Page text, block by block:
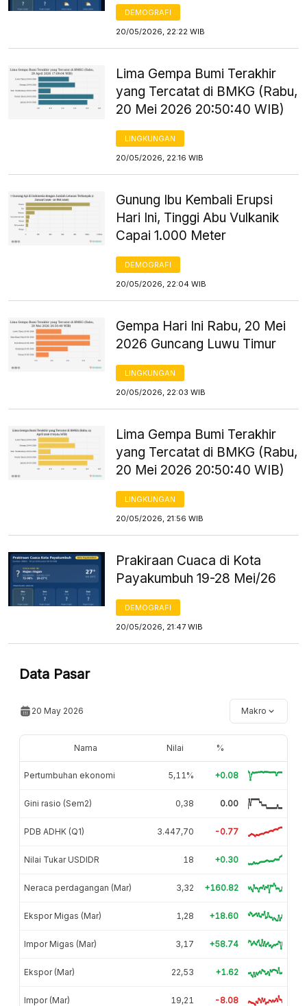
DEMOGRAFI
20/05/2026, 22:22 WIB
Lima Gempa Bumi Terakhir
yang Tercatat di BMKG (Rabu,
20 Mei 2026 20:50:40 WIB)
LINGKUNGAN
20/05/2026, 22:16 WIB
Gunung Ibu Kembali Erupsi
Hari Ini, Tinggi Abu Vulkanik
Capai 1.000 Meter
DEMOGRAFI
20/05/2026, 22:04 WIB
Gempa Hari Ini Rabu, 20 Mei
2026 Guncang Luwu Timur
LINGKUNGAN
20/05/2026, 22:03 WIB
Lima Gempa Bumi Terakhir
yang Tercatat di BMKG (Rabu,
20 Mei 2026 20:50:40 WIB)
LINGKUNGAN
20/05/2026, 21:56 WIB
Prakiraan Cuaca di Kota
Payakumbuh 19-28 Mei/26
DEMOGRAFI
20/05/2026, 21:47 WIB
Data Pasar
20 May 2026 Makro
Nama Nilai %
Pertumbuhan ekonomi 5,11% +0.08
Gini rasio (Sem2) 0,38 0.00
PDB ADHK (Q1) 3.447,70 -0.77
Nilai Tukar USDIDR 18 +0.30
Neraca perdagangan (Mar) 3,32 +160.82
Ekspor Migas (Mar) 1,28 +18.60
Impor Migas (Mar) 3,17 +58.74
Ekspor (Mar) 22,53 +1.62
Impor (Mar) 19,21 -8.08